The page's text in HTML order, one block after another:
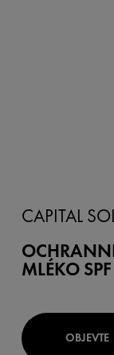
CAPITAL
MLÉKO
OBJEVTE